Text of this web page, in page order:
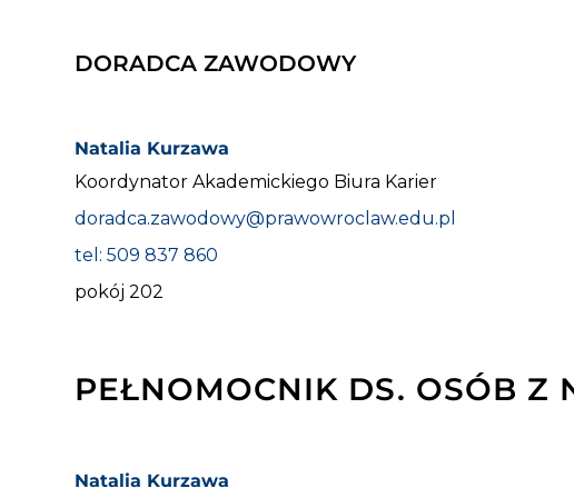
DORADCA ZAWODOWY
Natalia Kurzawa
Koordynator Akademickiego Biura Karier
doradca.zawodowy@prawowroclaw.edu.pl
tel: 509 837 860
pokój 202
PEŁNOMOCNIK DS. OSÓB Z
Natalia Kurzawa